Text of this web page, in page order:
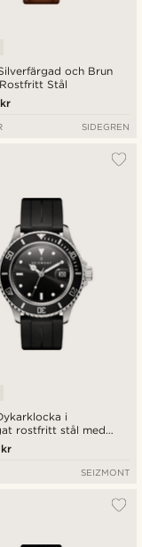
och Brun
Stål
SIDEGREN
i
rostfritt stål med
svart urtavla, svart
och Cyclops-lins
SEIZMONT